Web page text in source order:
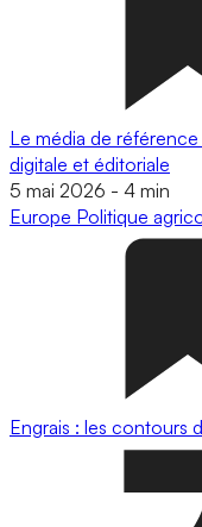
Le média de
digitale et éditoriale
5 mai 2026 - 4 min
Europe Politique
Engrais : les contours